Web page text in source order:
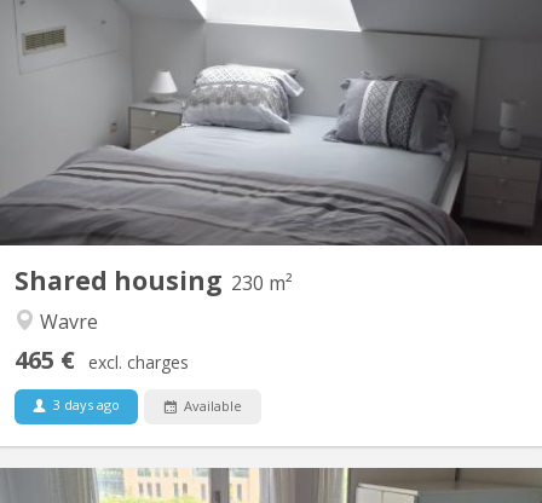
Shared housing 230 m²
Wavre
465 € excl. charges
3 days ago Available
maison bourgeoise 3 niveaux : au rez le propriétaire colocataire,
au 1er et 2ème colocataires étudiants 230 m2 à disposition!! , 4
ch au 1er, 2 salles de bain , une salle de douche , 2 wc, au 2 ème
, 3 chambres 1 salle de douche wc et lavabo, un Grand, d living 2
grands canapés 2 fauteuils pour...
KV 1465